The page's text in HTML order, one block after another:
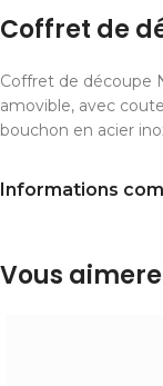
Coffret de
Coffret de découpe
amovible, avec
bouchon en acier
Informations
Vous